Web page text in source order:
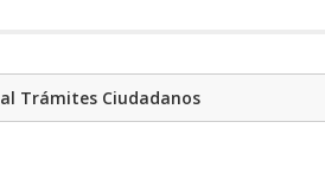
Trámites Ciudadanos